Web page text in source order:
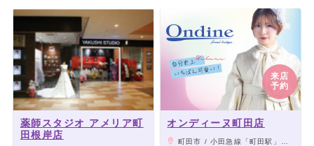
薬師スタジオ アメリア町
田根岸店
来店
予約
オンディーヌ町田店
町田市 / 小田急線「町田駅」西口より徒歩3分